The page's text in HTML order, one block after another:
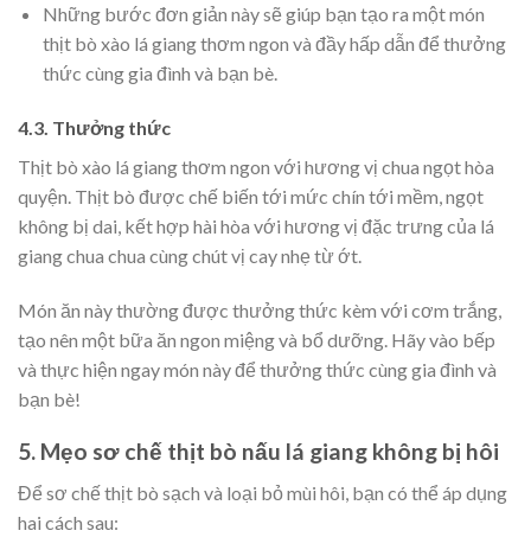
Những bước đơn giản này sẽ giúp bạn tạo ra một món
thịt bò xào lá giang thơm ngon và đầy hấp dẫn để thưởng
thức cùng gia đình và bạn bè.
4.3. Thưởng thức
Thịt bò xào lá giang thơm ngon với hương vị chua ngọt hòa
quyện. Thịt bò được chế biến tới mức chín tới mềm, ngọt
không bị dai, kết hợp hài hòa với hương vị đặc trưng của lá
giang chua chua cùng chút vị cay nhẹ từ ớt.
Món ăn này thường được thưởng thức kèm với cơm trắng,
tạo nên một bữa ăn ngon miệng và bổ dưỡng. Hãy vào bếp
và thực hiện ngay món này để thưởng thức cùng gia đình và
bạn bè!
5. Mẹo sơ chế thịt bò nấu lá giang không bị hôi
Để sơ chế thịt bò sạch và loại bỏ mùi hôi, bạn có thể áp dụng
hai cách sau: